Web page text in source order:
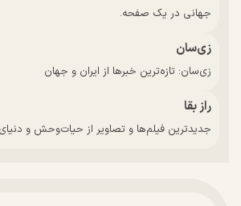
جهانی در یک صفحه.
زی‌سان
زی‌سان: تازه‌ترین خبرها از ایران و جهان
راز بقا
جدیدترین فیلم‌ها و تصاویر از حیات‌وحش و